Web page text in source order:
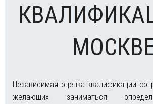
Независимая оценка квалификации
желающих заниматься